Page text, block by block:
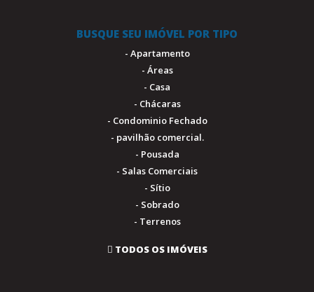
BUSQUE SEU IMÓVEL POR TIPO
- Apartamento
- Áreas
- Casa
- Chácaras
- Condominio Fechado
- pavilhão comercial.
- Pousada
- Salas Comerciais
- Sítio
- Sobrado
- Terrenos
TODOS OS IMÓVEIS